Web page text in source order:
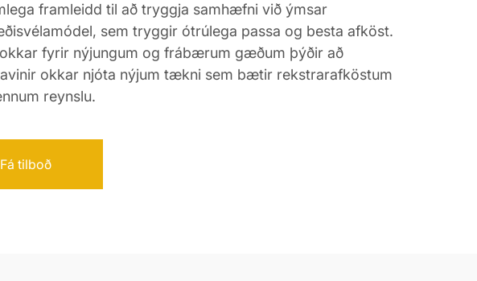
framleidd til að tryggja samhæfni við ýmsar
sem tryggir ótrúlega passa og besta afköst.
fyrir nýjungum og frábærum gæðum þýðir að
okkar njóta nýjum tækni sem bætir rekstrarafköstum
reynslu.
Fá tilboð